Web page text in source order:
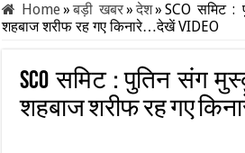
Home» बड़ी खबर» देश» SCO समिट :
शहबाज शरीफ रह गए किनारे…देखें VIDEO
SCO समिट : पुतिन संग
शहबाज शरीफ रह गए